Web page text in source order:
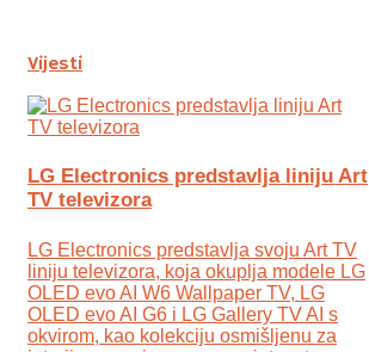
Vijesti
LG Electronics predstavlja liniju Art
TV televizora
LG Electronics predstavlja svoju Art TV
liniju televizora, koja okuplja modele LG
OLED evo AI W6 Wallpaper TV, LG
OLED evo AI G6 i LG Gallery TV AI s
okvirom, kao kolekciju osmišljenu za